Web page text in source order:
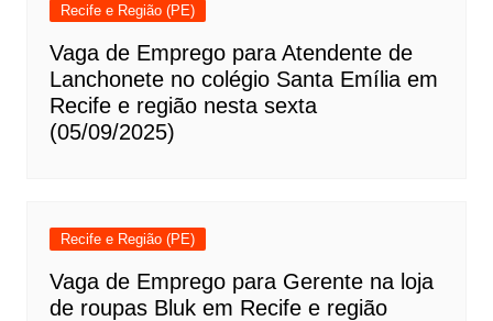
Recife e Região (PE)
Vaga de Emprego para Atendente de
Lanchonete no colégio Santa Emília em
Recife e região nesta sexta
(05/09/2025)
Recife e Região (PE)
Vaga de Emprego para Gerente na loja
de roupas Bluk em Recife e região